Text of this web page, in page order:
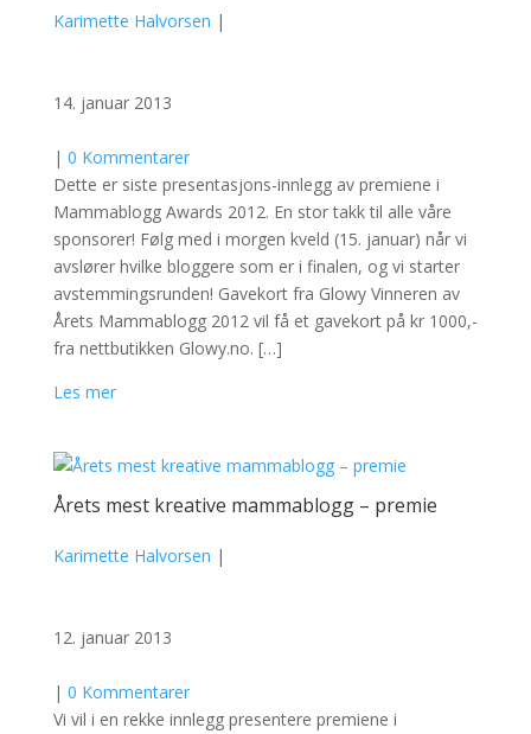
Karimette Halvorsen |
14. januar 2013
| 0 Kommentarer
Dette er siste presentasjons-innlegg av premiene i
Mammablogg Awards 2012. En stor takk til alle våre
sponsorer! Følg med i morgen kveld (15. januar) når vi
avslører hvilke bloggere som er i finalen, og vi starter
avstemmingsrunden! Gavekort fra Glowy Vinneren av
Årets Mammablogg 2012 vil få et gavekort på kr 1000,-
fra nettbutikken Glowy.no. […]
Les mer
Årets mest kreative mammablogg – premie
Karimette Halvorsen |
12. januar 2013
| 0 Kommentarer
Vi vil i en rekke innlegg presentere premiene i